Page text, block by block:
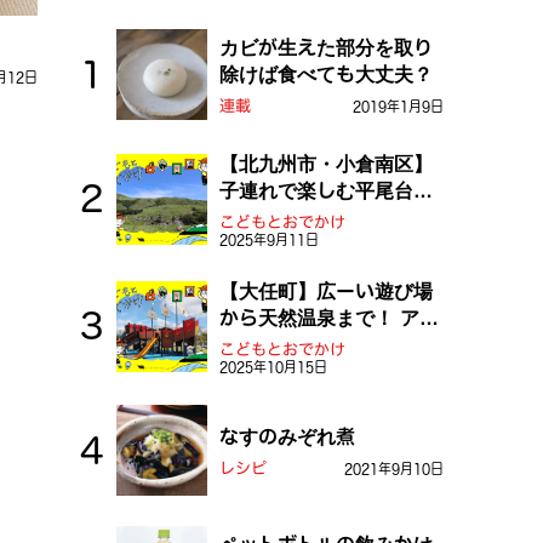
12日
カビが生えた部分を取り
除けば食べても大丈夫？
連載 2019年1月9日
【北九州市・小倉南区】
子連れで楽しむ平尾台！
ふしぎな草原や千仏鍾乳
洞を探検しよう！
こどもとおでかけ
2025年9月11日
【大任町】広ーい遊び場
から天然温泉まで！ アミ
ューズメントな道の駅・
おおとう桜街道
こどもとおでかけ
2025年10月15日
なすのみぞれ煮
レシピ 2021年9月10日